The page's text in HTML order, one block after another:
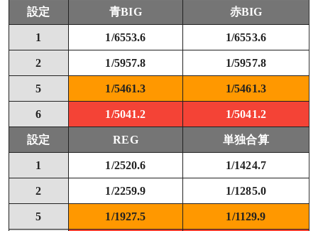
設定 青BIG 赤BIG
1 1/6553.6 1/6553.6
2 1/5957.8 1/5957.8
5 1/5461.3 1/5461.3
6 1/5041.2 1/5041.2
設定 REG 単独合算
1 1/2520.6 1/1424.7
2 1/2259.9 1/1285.0
5 1/1927.5 1/1129.9